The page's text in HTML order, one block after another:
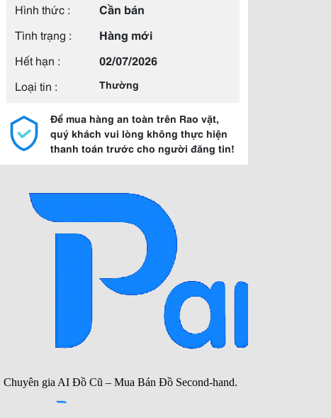
Hình thức :
Cần bán
Tình trạng :
Hàng mới
Hết hạn :
02/07/2026
Loại tin :
Thường
Để mua hàng an toàn trên Rao vặt,
quý khách vui lòng không thực hiện
thanh toán trước cho người đăng tin!